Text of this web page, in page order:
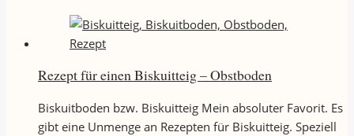
Rezept für einen Biskuitteig – Obstboden
Biskuitboden bzw. Biskuitteig Mein absoluter Favorit. Es
gibt eine Unmenge an Rezepten für Biskuitteig. Speziell